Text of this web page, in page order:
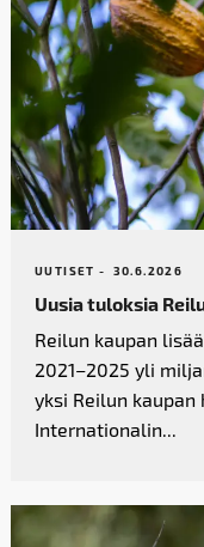
UUTISET - 30.6.2026
Uusia tuloksia
Reilun kaupan
2021–2025 yli
yksi Reilun
Internationalin...